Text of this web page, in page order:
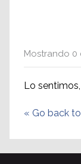
Mostrando 0
Lo
« Go back